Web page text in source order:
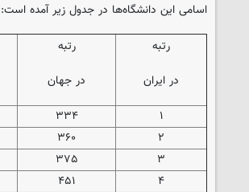
اسامی این دانشگاه‌ها در جدول زیر آمده است:
رتبه
در ایران
رتبه
در جهان
۱ ۳۳۴
۲
۳۶۰
۳
۳۷۵
۴
۴۵۱